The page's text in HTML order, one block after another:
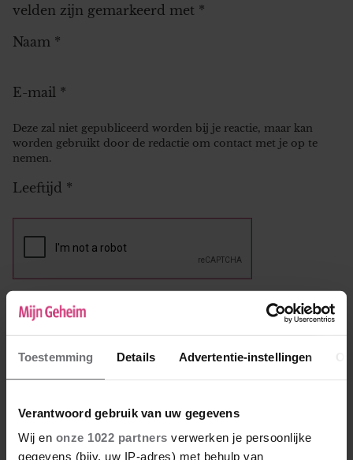
Toestemming Details Advertentie-instellingen
Verantwoord gebruik van uw gegevens
Wij en onze 1022 partners verwerken je persoonlijke
gegevens (bijv. uw IP-adres) met behulp van
velden zijn gemarkeerd met *
Naam *
E-mail *
Deze zal niet gepubliceerd worden bij je reactie, maar kan
worden gebruikt door de redactie om contact met je op te
nemen.
Leeftijd *
Reactie*